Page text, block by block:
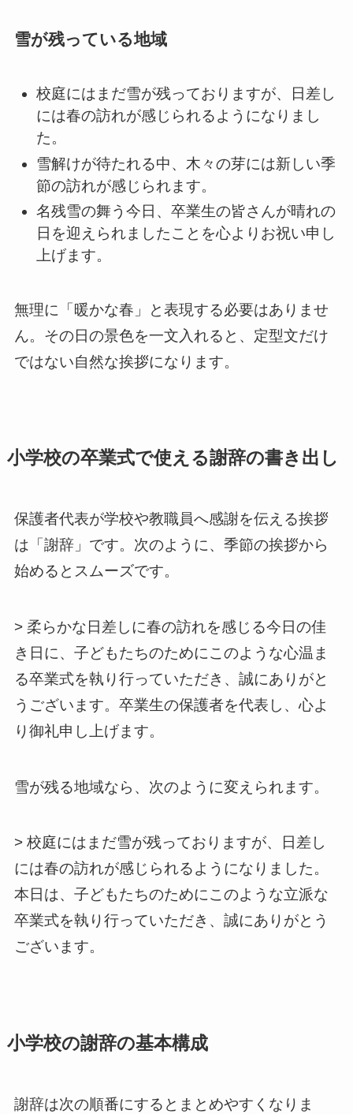
雪が残っている地域
校庭にはまだ雪が残っておりますが、日差し
には春の訪れが感じられるようになりまし
た。
雪解けが待たれる中、木々の芽には新しい季
節の訪れが感じられます。
名残雪の舞う今日、卒業生の皆さんが晴れの
日を迎えられましたことを心よりお祝い申し
上げます。
無理に「暖かな春」と表現する必要はありませ
ん。その日の景色を一文入れると、定型文だけ
ではない自然な挨拶になります。
小学校の卒業式で使える謝辞の書き出し
保護者代表が学校や教職員へ感謝を伝える挨拶
は「謝辞」です。次のように、季節の挨拶から
始めるとスムーズです。
> 柔らかな日差しに春の訪れを感じる今日の佳
き日に、子どもたちのためにこのような心温ま
る卒業式を執り行っていただき、誠にありがと
うございます。卒業生の保護者を代表し、心よ
り御礼申し上げます。
雪が残る地域なら、次のように変えられます。
> 校庭にはまだ雪が残っておりますが、日差し
には春の訪れが感じられるようになりました。
本日は、子どもたちのためにこのような立派な
卒業式を執り行っていただき、誠にありがとう
ございます。
小学校の謝辞の基本構成
謝辞は次の順番にするとまとめやすくなりま